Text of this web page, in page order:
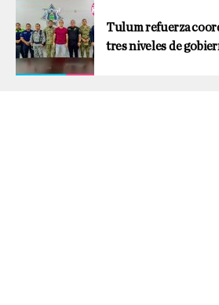
Tulum refuerza
tres niveles de